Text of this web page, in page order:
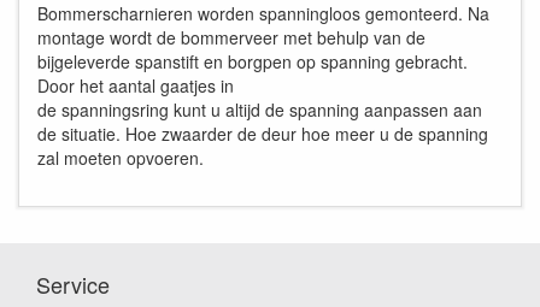
Bommerscharnieren worden spanningloos gemonteerd. Na
montage wordt de bommerveer met behulp van de
bijgeleverde spanstift en borgpen op spanning gebracht.
Door het aantal gaatjes in
de spanningsring kunt u altijd de spanning aanpassen aan
de situatie. Hoe zwaarder de deur hoe meer u de spanning
zal moeten opvoeren.
Service